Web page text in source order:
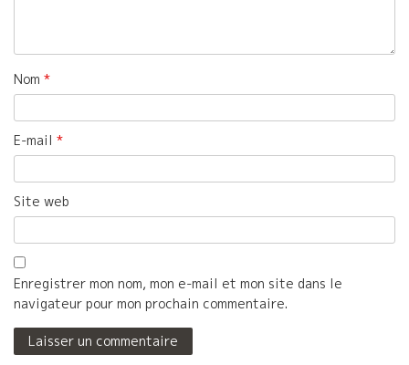
Nom *
E-mail *
Site web
Enregistrer mon nom, mon e-mail et mon site dans le
navigateur pour mon prochain commentaire.